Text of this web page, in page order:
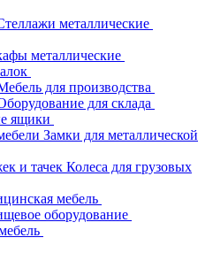
металлические
металлические
для производства
для склада
ящики
Замки для металлической
Колеса для грузовых
мебель
оборудование